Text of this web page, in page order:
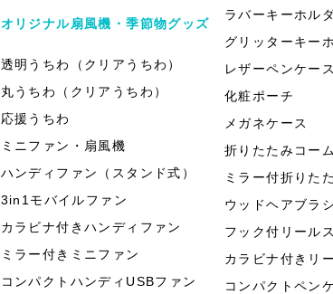
オリジナル扇風機・季節物グッズ
透明うちわ（クリアうちわ）
丸うちわ（クリアうちわ）
応援うちわ
ミニファン・扇風機
ハンディファン（スタンド式）
3in1モバイルファン
カラビナ付きハンディファン
ミラー付きミニファン
コンパクトハンディUSBファン
ラバーキーホル
グリッターキー
レザーペンケース
化粧ポーチ
メガネケース
折りたたみコーム
ミラー付折りた
ウッドヘアブラシ
フック付リール
カラビナ付きリ
コンパクトペン